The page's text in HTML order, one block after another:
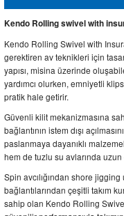
Kendo Rolling swivel with
Kendo Rolling Swivel with
gerektiren av teknikleri için
yapısı, misina üzerinde
yardımcı olurken, emniyetli
pratik hale getirir.
Güvenli kilit mekanizmasına
bağlantının istem dışı
paslanmaya dayanıklı
hem de tuzlu su avlarında
Spin avcılığından shore
bağlantılarından çeşitli takım
sahip olan Kendo Rolling